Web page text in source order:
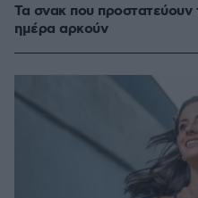
Τα σνακ που προστατεύουν
ημέρα αρκούν